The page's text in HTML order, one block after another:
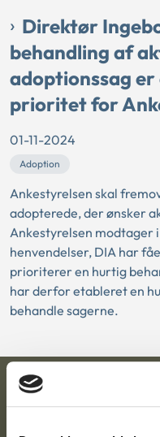
Direktør
behandling af
adoptionssag er
prioritet for
01-11-2024
Adoption
Ankestyrelsen skal
adopterede, der ønsker
Ankestyrelsen modtager
henvendelser, DIA har
prioriterer en hurtig
har derfor etableret en
behandle sagerne.
Ankestyrelsen